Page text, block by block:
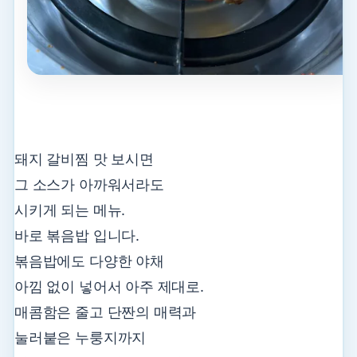
돼지 갈비찜 맛 보시면
그 소스가 아까워서라도
시키게 되는 메뉴.
바로 볶음밥 입니다.
볶음밥에도 다양한 야채
아낌 없이 넣어서 아주 제대로.
매콤함은 줄고 단짠의 매력과
눌러붙은 누룽지까지